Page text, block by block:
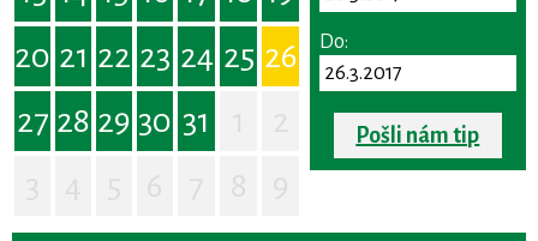
20 21 22 23 24 25 26
27 28 29 30 31
Do:
Pošli nám tip